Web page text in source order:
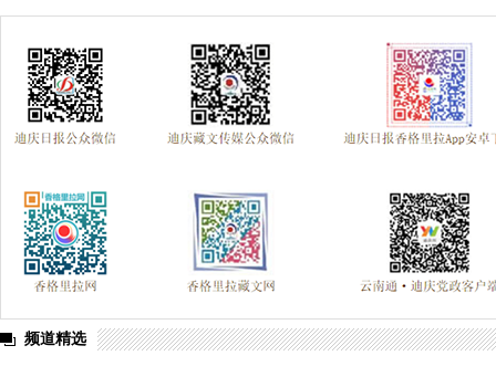
三严三实 忠诚干净担当 迪庆州七届八次全会精神
三县一区 云南强基惠农 烟草 2014赛马节
党风廉政 独克宗古城火灾 十八届三中全会 迪祖言 香格
学习贯彻七一重要讲话精神 州第七次党代会 两会专题 奥运
2018年国家网络安全宣传周 首届中国国际进口博览会 2020网络
春节期间侵犯假冒行为专项整治 网络中国节·春节 全国·两会
频道精选